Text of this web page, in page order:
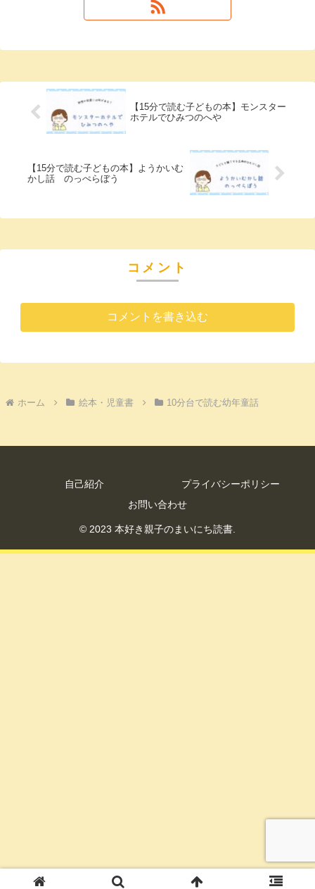
【15分で読む子どもの本】モンスター
ホテルでひみつのへや
【15分で読む子どもの本】ようかいむ
かし話 のっぺらぼう
コメント
コメントを書き込む
ホーム 絵本・児童書 10分台で読む幼年童話
自己紹介
プライバシーポリシー
お問い合わせ
© 2023 本好き親子のまいにち読書.